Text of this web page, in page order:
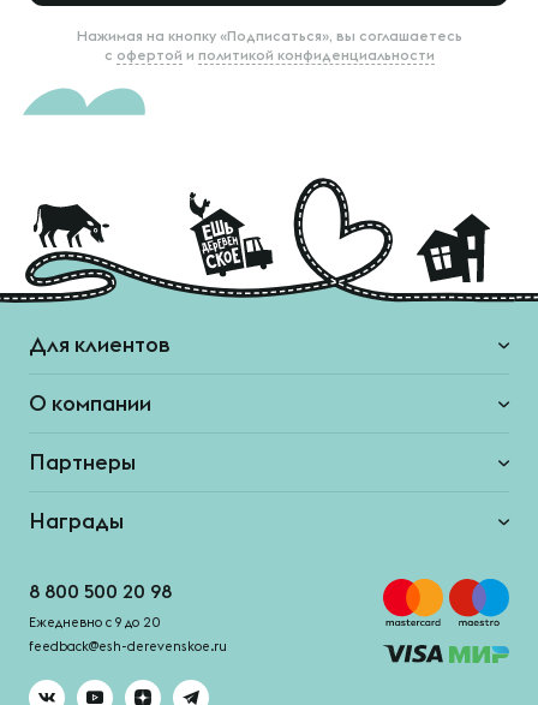
Нажимая на кнопку «Подписаться», вы соглашаетесь
с офертой и политикой конфиденциальности
Для клиентов
О компании
Партнеры
Награды
8 800 500 20 98
Ежедневно с 9 до 20
feedback@esh-derevenskoe.ru